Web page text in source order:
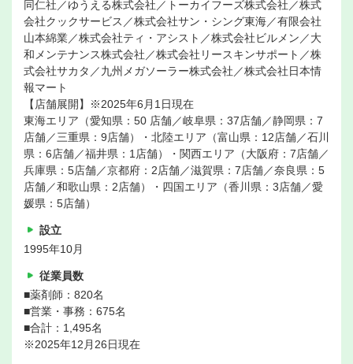
同仁社／ゆうえる株式会社／トーカイフーズ株式会社／株式
会社クックサービス／株式会社サン・シング東海／有限会社
山本綿業／株式会社ティ・アシスト／株式会社ビルメン／大
和メンテナンス株式会社／株式会社リースキンサポート／株
式会社サカタ／九州メガソーラー株式会社／株式会社日本情
報マート
【店舗展開】※2025年6月1日現在
東海エリア（愛知県：50 店舗／岐阜県：37店舗／静岡県：7
店舗／三重県：9店舗）・北陸エリア（富山県：12店舗／石川
県：6店舗／福井県：1店舗）・関西エリア（大阪府：7店舗／
兵庫県：5店舗／京都府：2店舗／滋賀県：7店舗／奈良県：5
店舗／和歌山県：2店舗）・四国エリア（香川県：3店舗／愛
媛県：5店舗）
設立
1995年10月
従業員数
■薬剤師：820名
■営業・事務：675名
■合計：1,495名
※2025年12月26日現在